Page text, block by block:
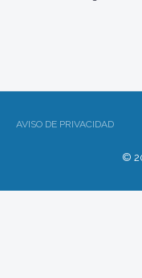
AVISO DE PRIVACIDAD
©